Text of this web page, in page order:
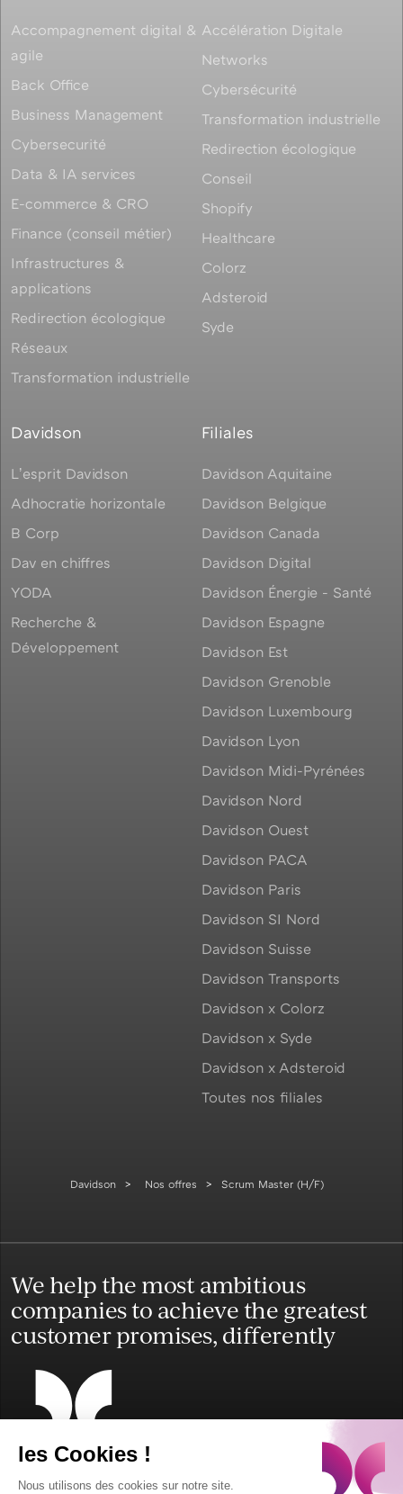
les Cookies !
Nous utilisons des cookies sur notre site.
Accompagnement digital &
agile
Back Office
Business Management
Cybersecurité
Data & IA services
E-commerce & CRO
Finance (conseil métier)
Infrastructures &
applications
Redirection écologique
Réseaux
Transformation industrielle
Accélération Digitale
Networks
Cybersécurité
Transformation industrielle
Redirection écologique
Conseil
Shopify
Healthcare
Colorz
Adsteroid
Syde
Davidson
Lʼesprit Davidson
Adhocratie horizontale
B Corp
Dav en chiffres
YODA
Recherche &
Développement
Filiales
Davidson Aquitaine
Davidson Belgique
Davidson Canada
Davidson Digital
Davidson Énergie - Santé
Davidson Espagne
Davidson Est
Davidson Grenoble
Davidson Luxembourg
Davidson Lyon
Davidson Midi-Pyrénées
Davidson Nord
Davidson Ouest
Davidson PACA
Davidson Paris
Davidson SI Nord
Davidson Suisse
Davidson Transports
Davidson x Colorz
Davidson x Syde
Davidson x Adsteroid
Toutes nos filiales
Davidson Nos offres Scrum Master (H/F)
We help the most ambitious
companies to achieve the greatest
customer promises, differently
Mentions légales Contact English Accessibilité